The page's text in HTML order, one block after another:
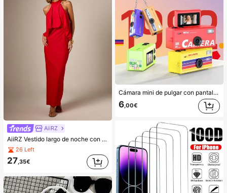
AiiRZ
AiiRZ Vestido largo de noche con cuello halter, superposición drapeada, detalle fruncido en el lateral y sin mangas hasta el suelo
26 Left
27 ,35€
Cámara mini de pulgar con pantalla giratoria, compatible con captura de fotos y carga al teléfono, accesorio para mochila
6,00€